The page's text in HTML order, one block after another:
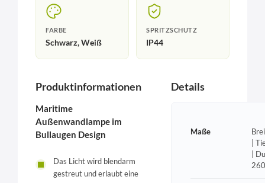
FARBE
Schwarz, Weiß
SPRITZSCHUTZ
IP44
Produktinformationen
Maritime
Außenwandlampe im
Bullaugen Design
Das Licht wird blendarm
gestreut und erlaubt eine
Details
Maße
|
|